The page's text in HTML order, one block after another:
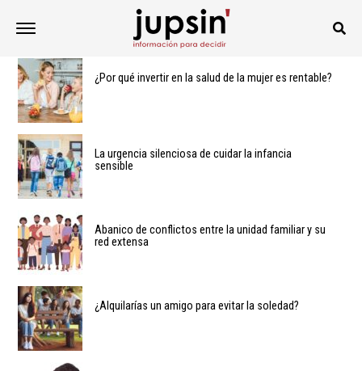
¿Por qué invertir en la salud de la mujer es rentable?
La urgencia silenciosa de cuidar la infancia
sensible
Abanico de conflictos entre la unidad familiar y su
red extensa
¿Alquilarías un amigo para evitar la soledad?